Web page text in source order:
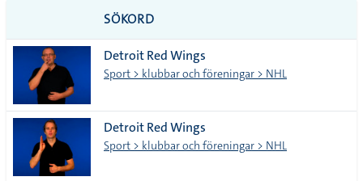
till
alla i
lista
SÖKORD
Detroit Red Wings
Sport > klubbar och föreningar > NHL
Detroit Red Wings
Sport > klubbar och föreningar > NHL